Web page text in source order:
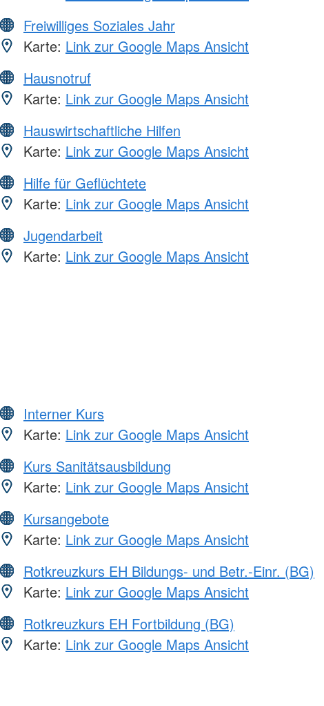
Freiwilliges Soziales Jahr
Karte: Link zur Google Maps Ansicht
Hausnotruf
Karte: Link zur Google Maps Ansicht
Hauswirtschaftliche Hilfen
Karte: Link zur Google Maps Ansicht
Hilfe für Geflüchtete
Karte: Link zur Google Maps Ansicht
Jugendarbeit
Karte: Link zur Google Maps Ansicht
Interner Kurs
Karte: Link zur Google Maps Ansicht
Kurs Sanitätsausbildung
Karte: Link zur Google Maps Ansicht
Kursangebote
Karte: Link zur Google Maps Ansicht
Rotkreuzkurs EH Bildungs- und Betr.-Einr. (BG)
Karte: Link zur Google Maps Ansicht
Rotkreuzkurs EH Fortbildung (BG)
Karte: Link zur Google Maps Ansicht